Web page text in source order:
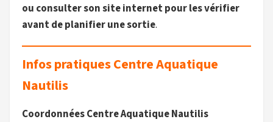
ou consulter son site internet pour les vérifier
avant de planifier une sortie.
Infos pratiques Centre Aquatique
Nautilis
Coordonnées Centre Aquatique Nautilis